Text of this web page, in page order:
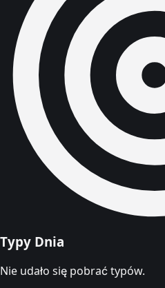
Typy Dnia
Nie udało się pobrać typów.